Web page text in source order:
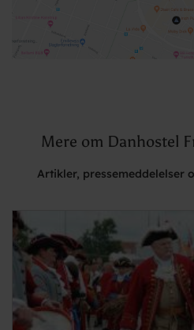
Mere om Danhostel
Artikler, pressemeddelelser